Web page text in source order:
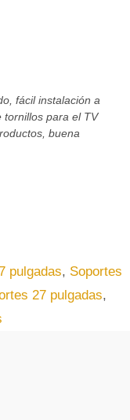
fácil instalación a
tornillos para el TV
buena
pulgadas, Soportes
27 pulgadas,